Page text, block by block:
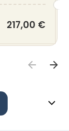
217,00 €